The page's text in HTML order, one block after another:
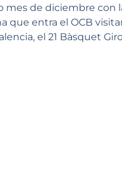
mes de diciembre con
que entra el OCB
el 21 Bàsquet